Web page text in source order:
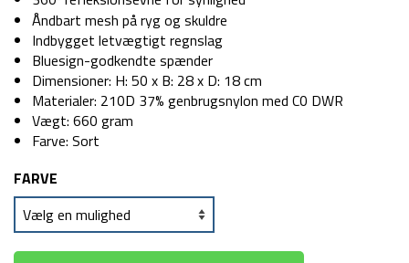
Åndbart mesh på ryg og skuldre
Indbygget letvægtigt regnslag
Bluesign-godkendte spænder
Dimensioner: H: 50 x B: 28 x D: 18 cm
Materialer: 210D 37% genbrugsnylon med C0 DWR
Vægt: 660 gram
Farve: Sort
FARVE